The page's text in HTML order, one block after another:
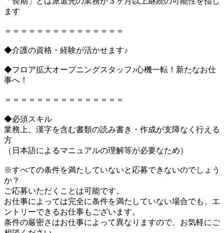
ます
＝＝＝＝＝＝＝＝＝＝＝＝＝＝＝
◆介護の資格・経験が活かせます♪
◆フロア拡大オープニングスタッフ♪心機一転！新たなお仕
事へ！
＝＝＝＝＝＝＝＝＝＝＝＝＝＝＝
◆必須スキル
業務上、漢字を含む書類の読み書き・作成が支障なく行える
方
（日本語によるマニュアルの理解等が必要なため）
※すべての条件を満たしていないと応募できないのでしょう
か？
ご応募いただくことは可能です。
お仕事によっては完全に条件を満たしていない場合でも、エ
ントリーできるお仕事もございます。
条件の厳密さはお仕事によって異なりますので、お気軽にご